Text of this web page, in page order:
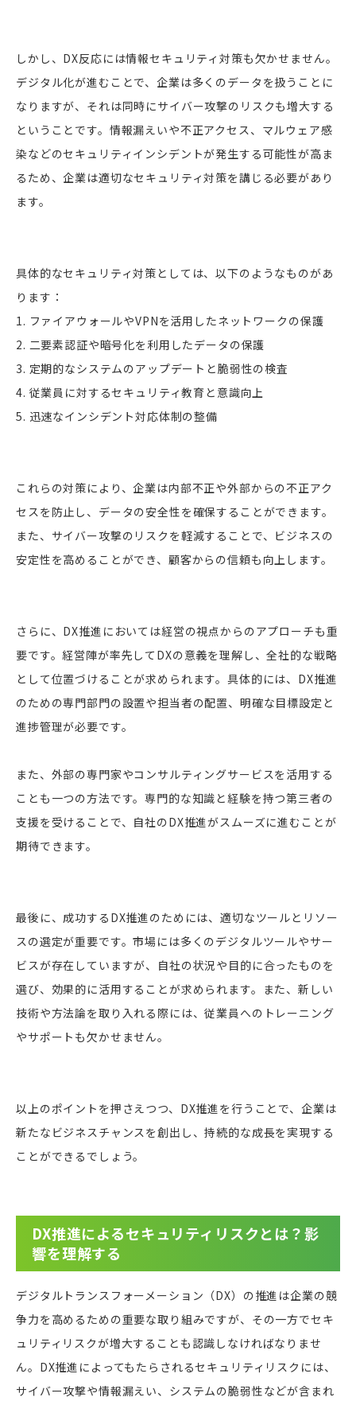
しかし、DX反応には情報セキュリティ対策も欠かせません。
デジタル化が進むことで、企業は多くのデータを扱うことに
なりますが、それは同時にサイバー攻撃のリスクも増大する
ということです。情報漏えいや不正アクセス、マルウェア感
染などのセキュリティインシデントが発生する可能性が高ま
るため、企業は適切なセキュリティ対策を講じる必要があり
ます。
具体的なセキュリティ対策としては、以下のようなものがあ
ります：
1. ファイアウォールやVPNを活用したネットワークの保護
2. 二要素認証や暗号化を利用したデータの保護
3. 定期的なシステムのアップデートと脆弱性の検査
4. 従業員に対するセキュリティ教育と意識向上
5. 迅速なインシデント対応体制の整備
これらの対策により、企業は内部不正や外部からの不正アク
セスを防止し、データの安全性を確保することができます。
また、サイバー攻撃のリスクを軽減することで、ビジネスの
安定性を高めることができ、顧客からの信頼も向上します。
さらに、DX推進においては経営の視点からのアプローチも重
要です。経営陣が率先してDXの意義を理解し、全社的な戦略
として位置づけることが求められます。具体的には、DX推進
のための専門部門の設置や担当者の配置、明確な目標設定と
進捗管理が必要です。
また、外部の専門家やコンサルティングサービスを活用する
ことも一つの方法です。専門的な知識と経験を持つ第三者の
支援を受けることで、自社のDX推進がスムーズに進むことが
期待できます。
最後に、成功するDX推進のためには、適切なツールとリソー
スの選定が重要です。市場には多くのデジタルツールやサー
ビスが存在していますが、自社の状況や目的に合ったものを
選び、効果的に活用することが求められます。また、新しい
技術や方法論を取り入れる際には、従業員へのトレーニング
やサポートも欠かせません。
以上のポイントを押さえつつ、DX推進を行うことで、企業は
新たなビジネスチャンスを創出し、持続的な成長を実現する
ことができるでしょう。
DX推進によるセキュリティリスクとは？影
響を理解する
デジタルトランスフォーメーション（DX）の推進は企業の競
争力を高めるための重要な取り組みですが、その一方でセキ
ュリティリスクが増大することも認識しなければなりませ
ん。DX推進によってもたらされるセキュリティリスクには、
サイバー攻撃や情報漏えい、システムの脆弱性などが含まれ